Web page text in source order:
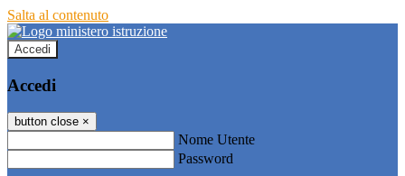
Salta al contenuto
Accedi
Accedi
button close ×
Nome Utente
Password